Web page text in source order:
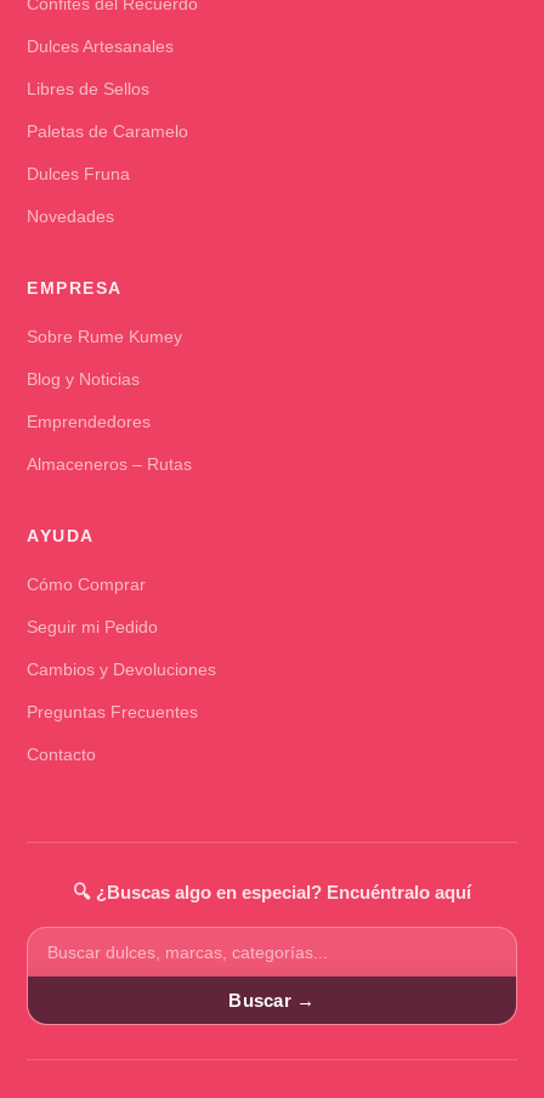
Dulces Artesanales
Libres de Sellos
Paletas de Caramelo
Dulces Fruna
Novedades
EMPRESA
Sobre Rume Kumey
Blog y Noticias
Emprendedores
Almaceneros – Rutas
AYUDA
Cómo Comprar
Seguir mi Pedido
Cambios y Devoluciones
Preguntas Frecuentes
Contacto
🔍 ¿Buscas algo en especial? Encuéntralo aquí
Buscar
productos
Buscar →